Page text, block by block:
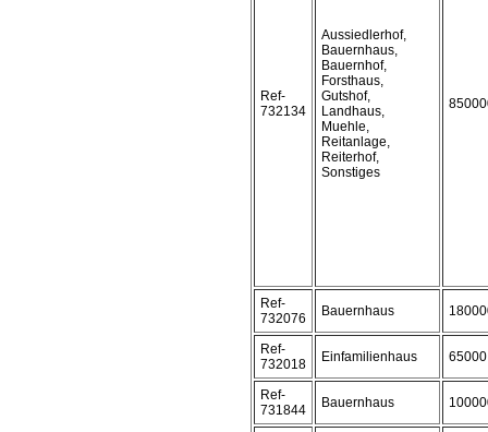
Ref-
732134
Aussiedlerhof,
Bauernhaus,
Bauernhof,
Forsthaus,
Gutshof,
Landhaus,
Muehle,
Reitanlage,
Reiterhof,
Sonstiges
Ref-
732076
Bauernhaus
Ref-
732018
Einfamilienhaus 65000
Ref-
731844
Bauernhaus